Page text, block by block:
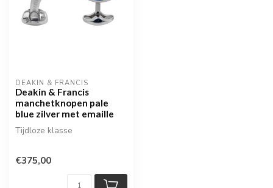
DEAKIN & FRANCIS
Deakin & Francis
manchetknopen pale
blue zilver met emaille
Tijdloze klasse
€375,00